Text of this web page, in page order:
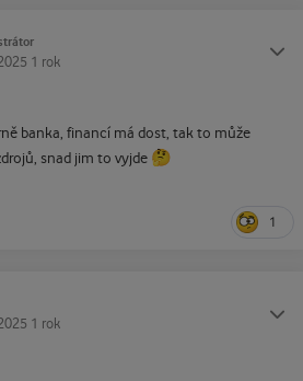
1 rok
banka, financí má dost, tak to může
snad jim to vyjde 🤔
1
1 rok